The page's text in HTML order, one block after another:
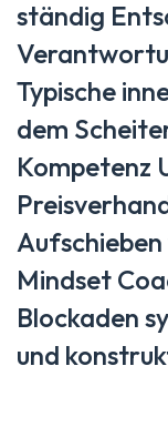
ständig
Typische
dem
Kompetenz
Mindset
Blockaden
und